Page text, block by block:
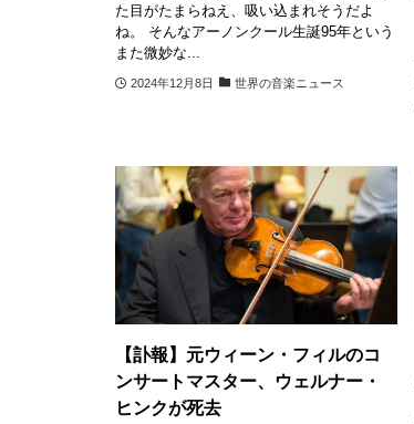
た目がたまらねえ、吸い込まれそうだよ
ね。 そんなアーノンクール生誕95年という
また微妙な...
2024年12月8日 世界の音楽ニュース
【訃報】元ウィーン・フィルのコ
ンサートマスター、ウェルナー・
ヒンクが死去